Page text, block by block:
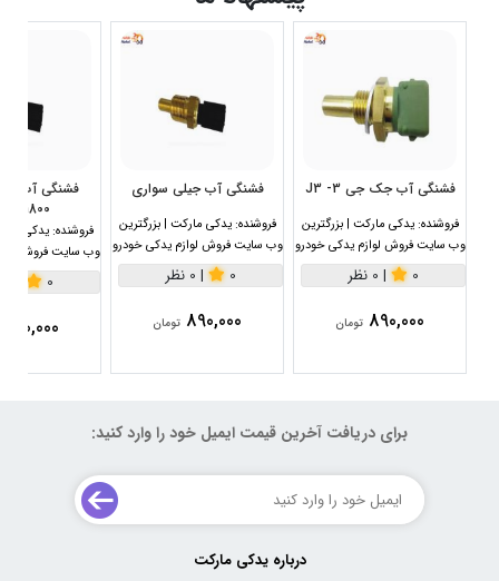
فشنگی آب جک جی 3- J3
فروشنده: یدکی مارکت | بزرگترین
وب سایت فروش لوازم یدکی خودرو
0
| 0 نظر
890,000 تومان
فشنگی آب جیلی سواری
فروشنده: یدکی مارکت | بزرگترین
وب سایت فروش لوازم یدکی خودرو
0
| 0 نظر
890,000 تومان
1800سی سی
فروشنده: یدکی
وب سایت فروش
0
890,000
برای دریافت آخرین قیمت ایمیل خود را وارد کنید:
درباره یدکی مارکت